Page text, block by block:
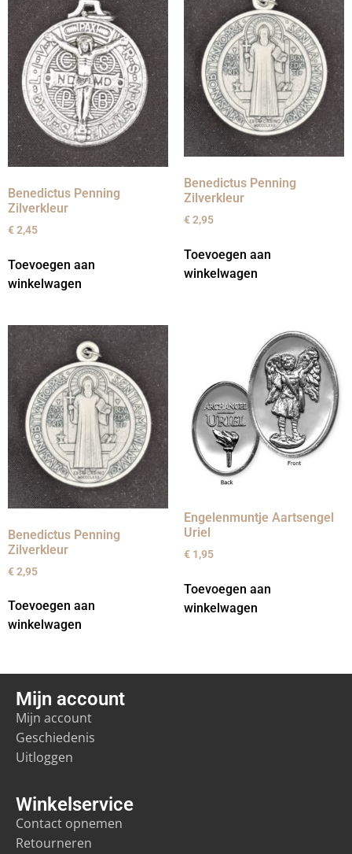
Benedictus Penning
Zilverkleur
€2,45
Toevoegen aan
winkelwagen
Benedictus Penning
Zilverkleur
€2,95
Toevoegen aan
winkelwagen
Benedictus Penning
Zilverkleur
€2,95
Toevoegen aan
winkelwagen
Engelenmuntje Aartsengel
Uriel
€ 1,95
Toevoegen aan
winkelwagen
Winkelservice
Contact opnemen
Retourneren
Mijn account
Mijn account
Geschiedenis
Uitloggen